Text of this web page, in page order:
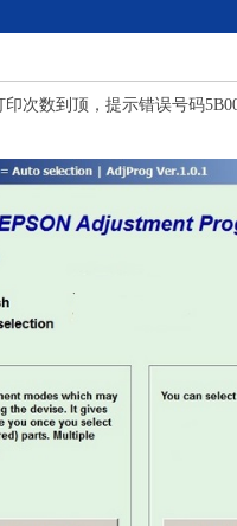
次数到顶，提示错误号码